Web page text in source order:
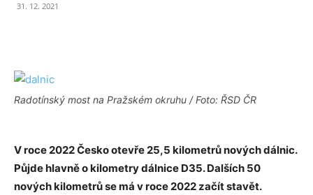
31. 12. 2021
Radotínský most na Pražském okruhu / Foto: ŘSD ČR
V roce 2022 Česko otevře 25,5 kilometrů nových dálnic.
Půjde hlavně o kilometry dálnice D35. Dalších 50
nových kilometrů se má v roce 2022začít stavět.